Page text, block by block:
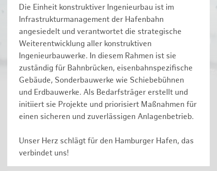
Die Einheit konstruktiver Ingenieurbau ist im
Infrastrukturmanagement der Hafenbahn
angesiedelt und verantwortet die strategische
Weiterentwicklung aller konstruktiven
Ingenieurbauwerke. In diesem Rahmen ist sie
zuständig für Bahnbrücken, eisenbahnspezifische
Gebäude, Sonderbauwerke wie Schiebebühnen
und Erdbauwerke. Als Bedarfsträger erstellt und
initiiert sie Projekte und priorisiert Maßnahmen für
einen sicheren und zuverlässigen Anlagenbetrieb.
Unser Herz schlägt für den Hamburger Hafen, das
verbindet uns!